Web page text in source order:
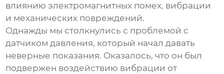
влиянию электромагнитных помех, вибрации
и механических повреждений.
Однажды мы столкнулись с проблемой с
датчиком давления, который начал давать
неверные показания. Оказалось, что он был
подвержен воздействию вибрации от